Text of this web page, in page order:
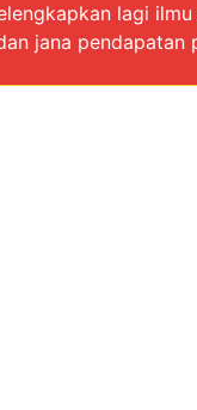
lagi
jana pendapatan